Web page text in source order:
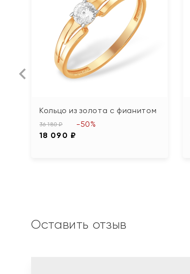
Кольцо из золота с фианитом
36 180 ₽
18 090 ₽
-50%
Оставить отзыв